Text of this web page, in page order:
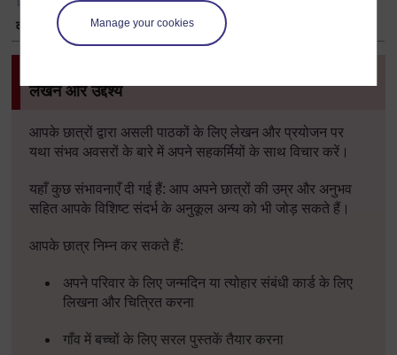
Manage your cookies
वीडियो: पाठों का नियोजन करना
लेखन और उद्देश्य
आपके छात्रों द्वारा असली पाठकों के लिए लेखन और प्रयोजन पर
यथा संभव अवसरों के बारे में अपने सहकर्मियों के साथ विचार करें।
यहाँ कुछ संभावनाएँ दी गई हैं: आप अपने छात्रों की उम्र और अनुभव
सहित आपके विशिष्ट संदर्भ के अनुकूल अन्य को भी जोड़ सकते हैं।
आपके छात्र निम्न कर सकते हैं:
अपने परिवार के लिए जन्मदिन या त्योहार संबंधी कार्ड के लिए
लिखना और चित्रित करना
गाँव में बच्चों के लिए सरल पुस्तकें तैयार करना